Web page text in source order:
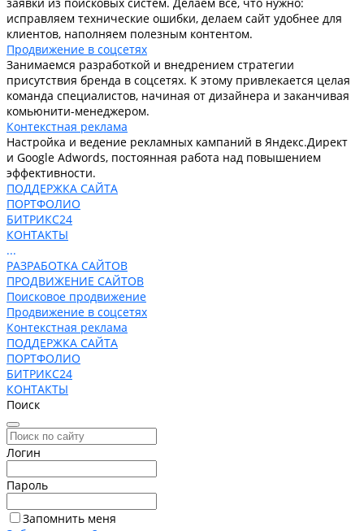
исправляем технические ошибки, делаем сайт удобнее для
клиентов, наполняем полезным контентом.
Продвижение в соцсетях
Занимаемся разработкой и внедрением стратегии
присутствия бренда в соцсетях. К этому привлекается целая
команда специалистов, начиная от дизайнера и заканчивая
комьюнити-менеджером.
Контекстная реклама
Настройка и ведение рекламных кампаний в Яндекс.Директ
и Google Adwords, постоянная работа над повышением
эффективности.
ПОДДЕРЖКА САЙТА
ПОРТФОЛИО
БИТРИКС24
КОНТАКТЫ
...
РАЗРАБОТКА САЙТОВ
ПРОДВИЖЕНИЕ САЙТОВ
Поисковое продвижение
Продвижение в соцсетях
Контекстная реклама
ПОДДЕРЖКА САЙТА
ПОРТФОЛИО
БИТРИКС24
КОНТАКТЫ
Поиск
Логин
Пароль
Запомнить меня